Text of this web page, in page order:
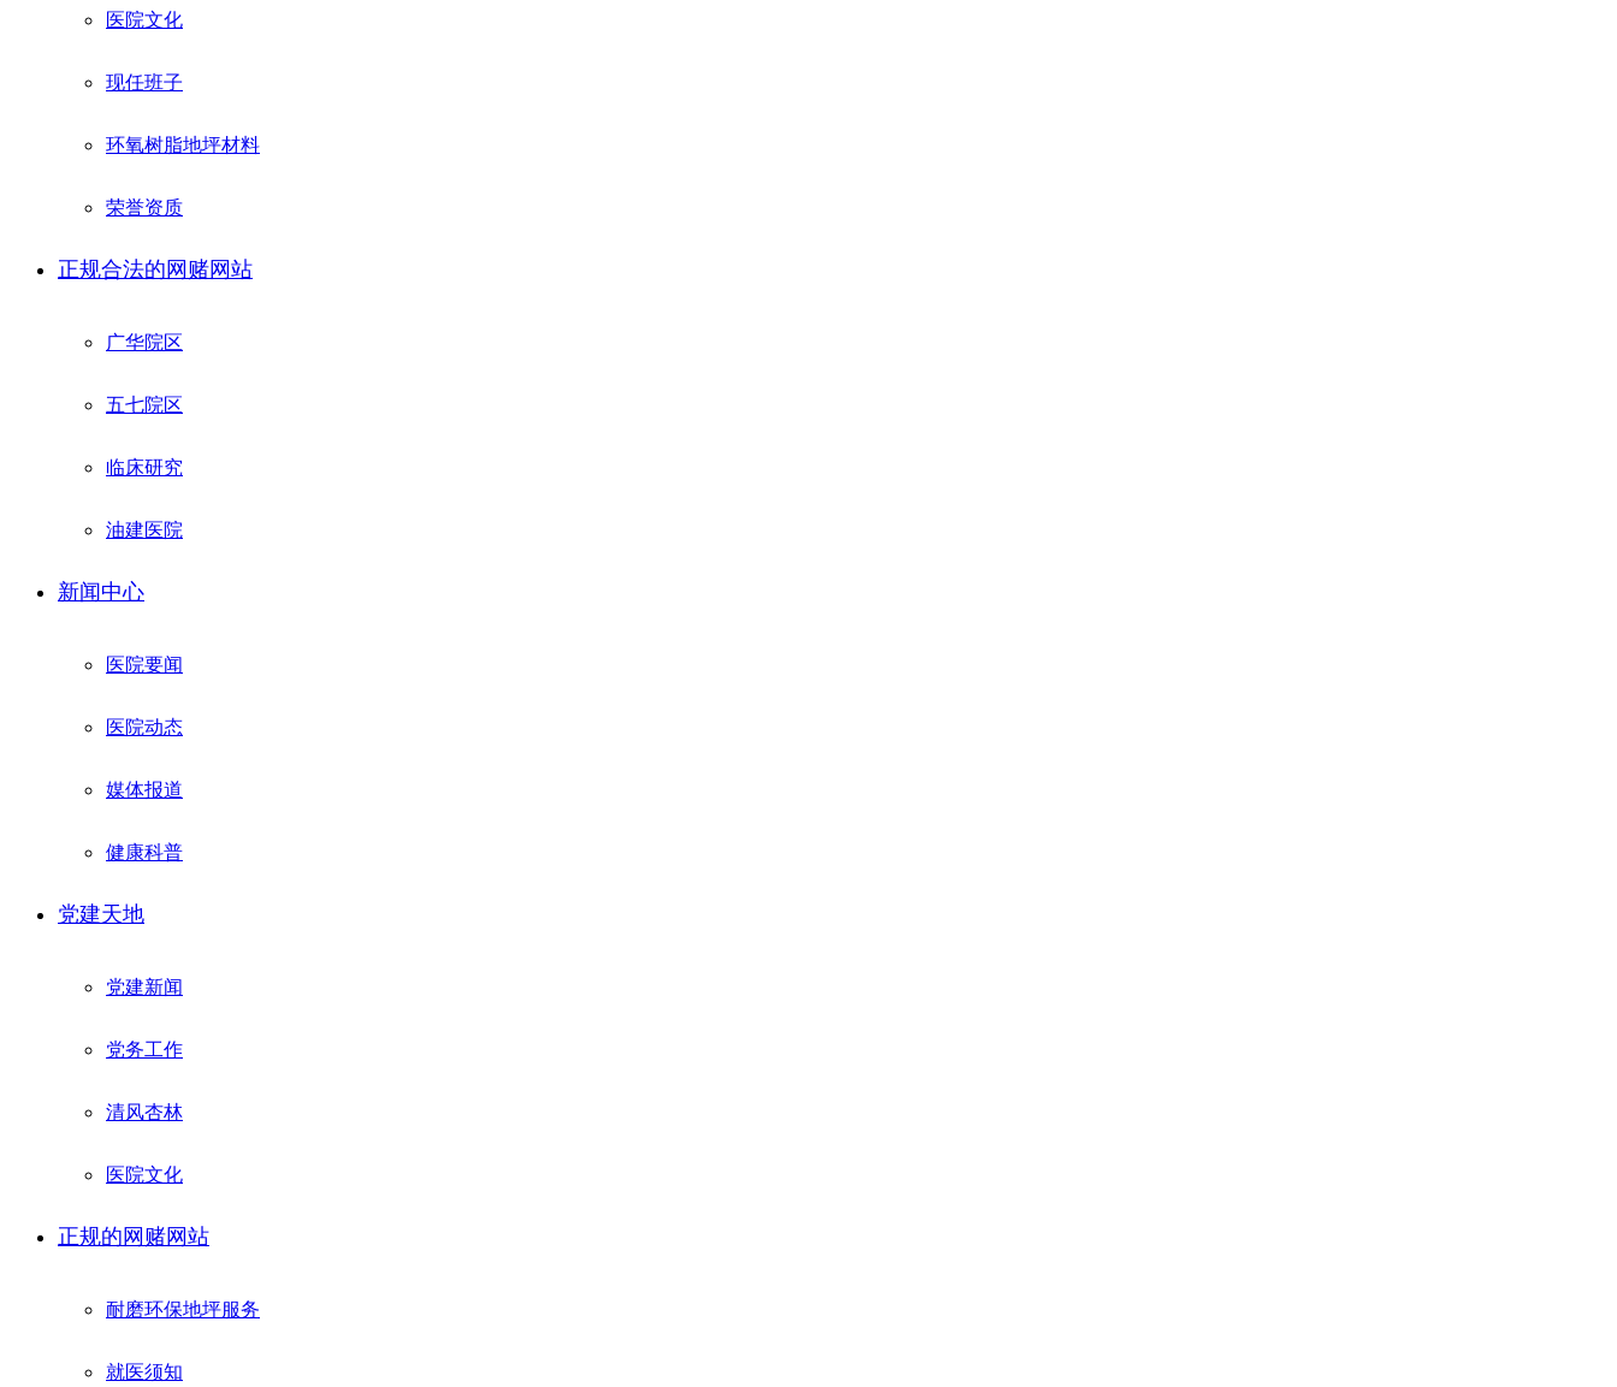
医院文化
现任班子
环氧树脂地坪材料
荣誉资质
正规合法的网赌网站
广华院区
五七院区
临床研究
油建医院
新闻中心
医院要闻
医院动态
媒体报道
健康科普
党建天地
党建新闻
党务工作
清风杏林
医院文化
正规的网赌网站
耐磨环保地坪服务
就医须知